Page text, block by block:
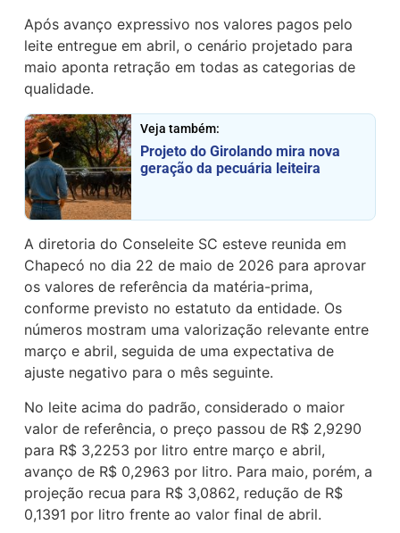
Após avanço expressivo nos valores pagos pelo
leite entregue em abril, o cenário projetado para
maio aponta retração em todas as categorias de
qualidade.
Veja também:
Projeto do Girolando mira nova
geração da pecuária leiteira
A diretoria do Conseleite SC esteve reunida em
Chapecó no dia 22 de maio de 2026 para aprovar
os valores de referência da matéria-prima,
conforme previsto no estatuto da entidade. Os
números mostram uma valorização relevante entre
março e abril, seguida de uma expectativa de
ajuste negativo para o mês seguinte.
No leite acima do padrão, considerado o maior
valor de referência, o preço passou de R$ 2,9290
para R$ 3,2253 por litro entre março e abril,
avanço de R$ 0,2963 por litro. Para maio, porém, a
projeção recua para R$ 3,0862, redução de R$
0,1391 por litro frente ao valor final de abril.